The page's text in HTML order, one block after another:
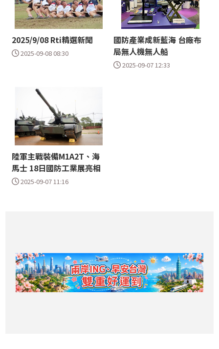
2025/9/08 Rti精選新聞
2025-09-08 08:30
國防產業成新藍海 台廠布
局無人機無人船
2025-09-07 12:33
陸軍主戰裝備M1A2T、海
馬士 18日國防工業展亮相
2025-09-07 11:16